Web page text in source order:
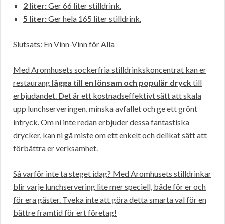
2 liter:Ger 66 liter stilldrink.
5 liter:Ger hela 165 liter stilldrink.
Slutsats: En Vinn-Vinn för Alla
Med Aromhusets sockerfria stilldrinkskoncentrat kan er
restaurang lägga till en lönsam och populär drycktill
erbjudandet. Det är ett kostnadseffektivt sätt att skala
upp lunchserveringen, minska avfallet och ge ett grönt
intryck. Om ni inte redan erbjuder dessa fantastiska
drycker, kan ni gå miste om ett enkelt och delikat sätt att
förbättra er verksamhet.
Så varför inte ta steget idag? Med Aromhusets stilldrinkar
blir varje lunchservering lite mer speciell, både för er och
för era gäster. Tveka inte att göra detta smarta val för en
bättre framtid för ert företag!